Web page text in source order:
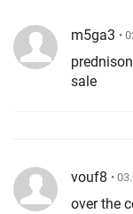
m5ga3 •
sale
vouf8 •
over the